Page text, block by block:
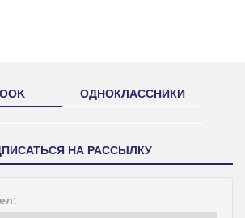
ОДНОКЛАССНИКИ
НА РАССЫЛКУ